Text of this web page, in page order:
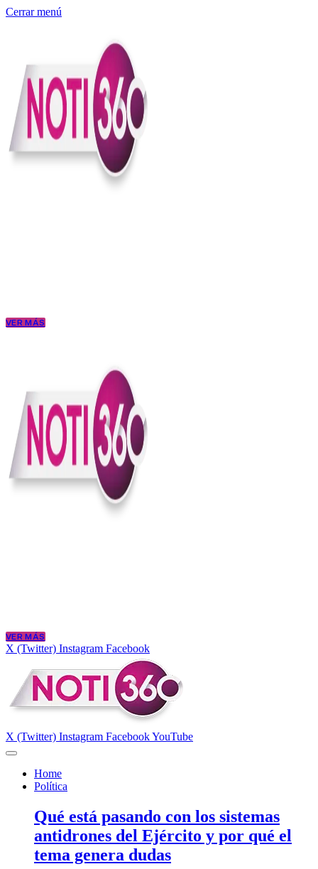
Cerrar menú
VER MÁS
VER MÁS
X (Twitter) Instagram Facebook
X (Twitter) Instagram FacebookYouTube
Home
Política
Qué está pasando con los sistemas
antidrones del Ejército y por qué el
tema genera dudas